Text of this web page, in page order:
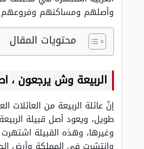
وأصلهم ومساكنهم وفروعهم
محتويات المقال
الربيعة وش يرجعون ،
إنّ عائلة الربيعة من
طويل، ويعود أصل قبيلة
وغيرها، وهذه القبيلة اشتهرت